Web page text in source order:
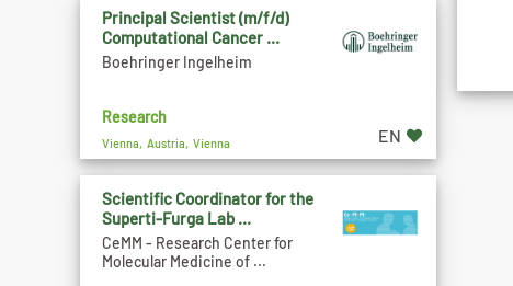
Principal Scientist (m/f/d)
Computational Cancer ...
Boehringer Ingelheim
Research
Vienna, Austria, Vienna EN
Scientific Coordinator for the
Superti-Furga Lab ...
CeMM - Research Center for
Molecular Medicine of ...